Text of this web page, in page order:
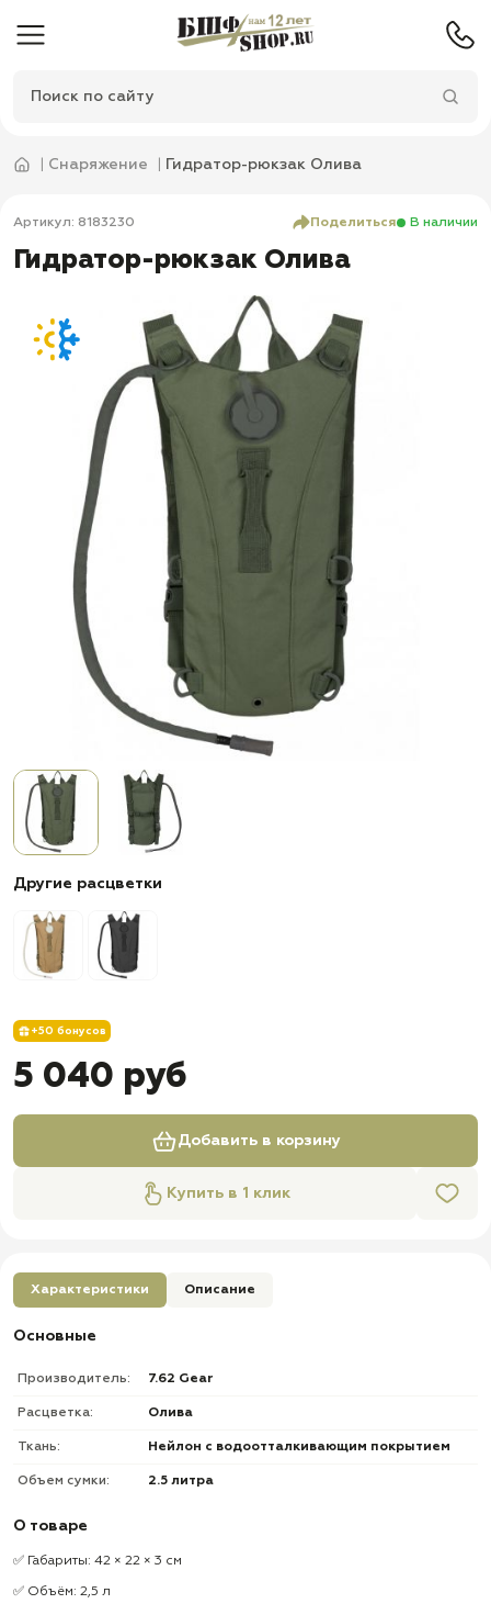
Снаряжение Гидратор-рюкзак Олива
Артикул: 8183230 Поделиться В наличии
Гидратор-рюкзак Олива
Другие расцветки
+50 бонусов
5 040 руб
Добавить в корзину
Купить в 1 клик
Характеристики Описание
Основные
Производитель: 7.62 Gear
Расцветка: Олива
Ткань: Нейлон с водоотталкивающим покрытием
Объем сумки: 2.5 литра
О товаре
✅ Габариты: 42 × 22 × 3 см
✅ Объём: 2,5 л